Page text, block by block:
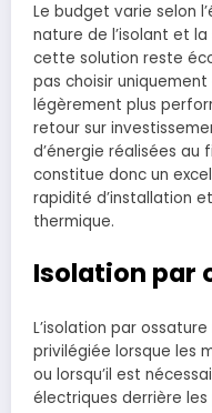
Le budget varie selon
nature de l’isolant et
cette solution reste
pas choisir
légèrement plus
retour sur
d’énergie réalisées au
constitue donc un
rapidité d’installation
thermique.
Isolation par
L’isolation par
privilégiée lorsque les
ou lorsqu’il est
électriques derrière